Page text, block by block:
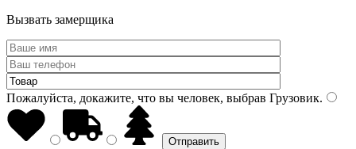
Вызвать замерщика
Пожалуйста, докажите, что вы человек, выбрав Грузовик.